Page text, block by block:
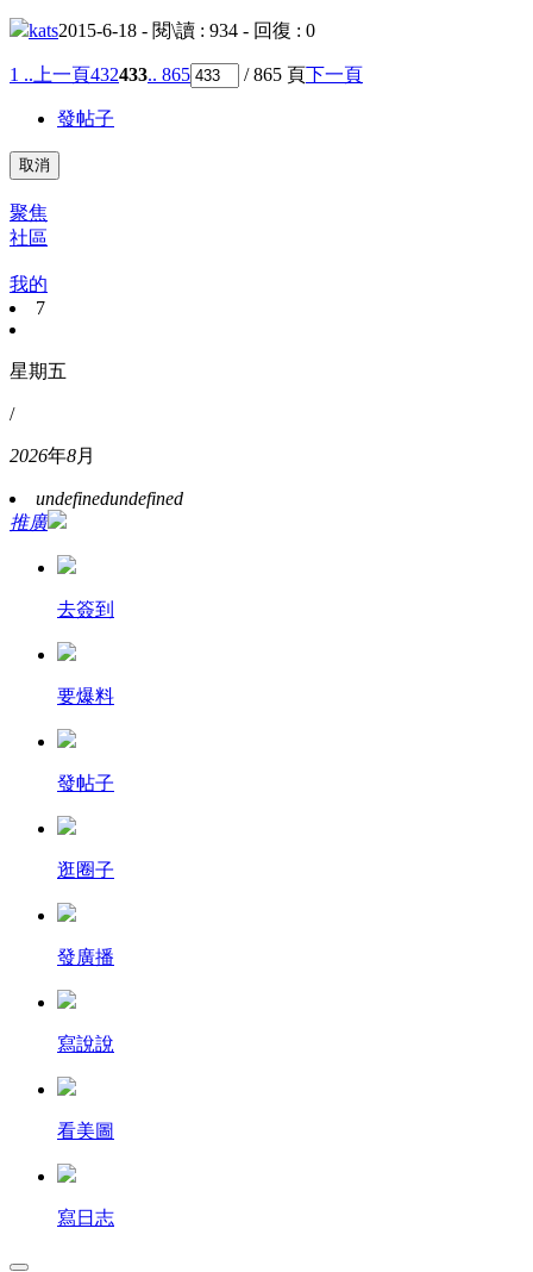
kats2015-6-18 - 閱\讀 : 934 - 回復 : 0
1 .. 上一頁432433.. 865 / 865 頁下一頁
發帖子
取消
聚焦
社區
我的
7
星期五
/
2026年8月
undefinedundefined
推廣
去簽到
要爆料
發帖子
逛圈子
發廣播
寫說說
看美圖
寫日志